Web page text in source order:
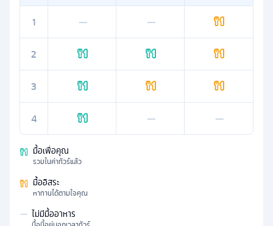
1
— —
2
3
4 — —
มื้อเพื่อคุณ
รวมในค่าทัวร์แล้ว
มื้ออิสระ
หาทานได้ตามใจคุณ
— ไม่มีมื้ออาหาร